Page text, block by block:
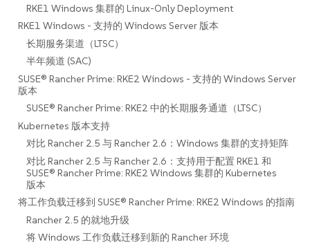
RKE1 Windows 集群的 Linux-Only Deployment
RKE1 Windows - 支持的 Windows Server 版本
长期服务渠道（LTSC）
半年频道 (SAC)
SUSE® Rancher Prime: RKE2 Windows - 支持的 Windows Server
版本
SUSE® Rancher Prime: RKE2 中的长期服务通道（LTSC）
Kubernetes 版本支持
对比 Rancher 2.5 与 Rancher 2.6：Windows 集群的支持矩阵
对比 Rancher 2.5 与 Rancher 2.6：支持用于配置 RKE1 和
SUSE® Rancher Prime: RKE2 Windows 集群的 Kubernetes
版本
将工作负载迁移到 SUSE® Rancher Prime: RKE2 Windows 的指南
Rancher 2.5 的就地升级
将 Windows 工作负载迁移到新的 Rancher 环境